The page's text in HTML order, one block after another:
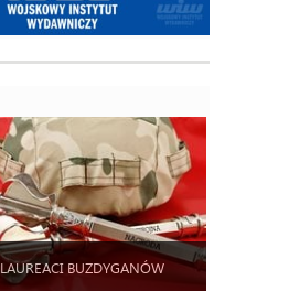
LAUREACI BUZDYGANÓW